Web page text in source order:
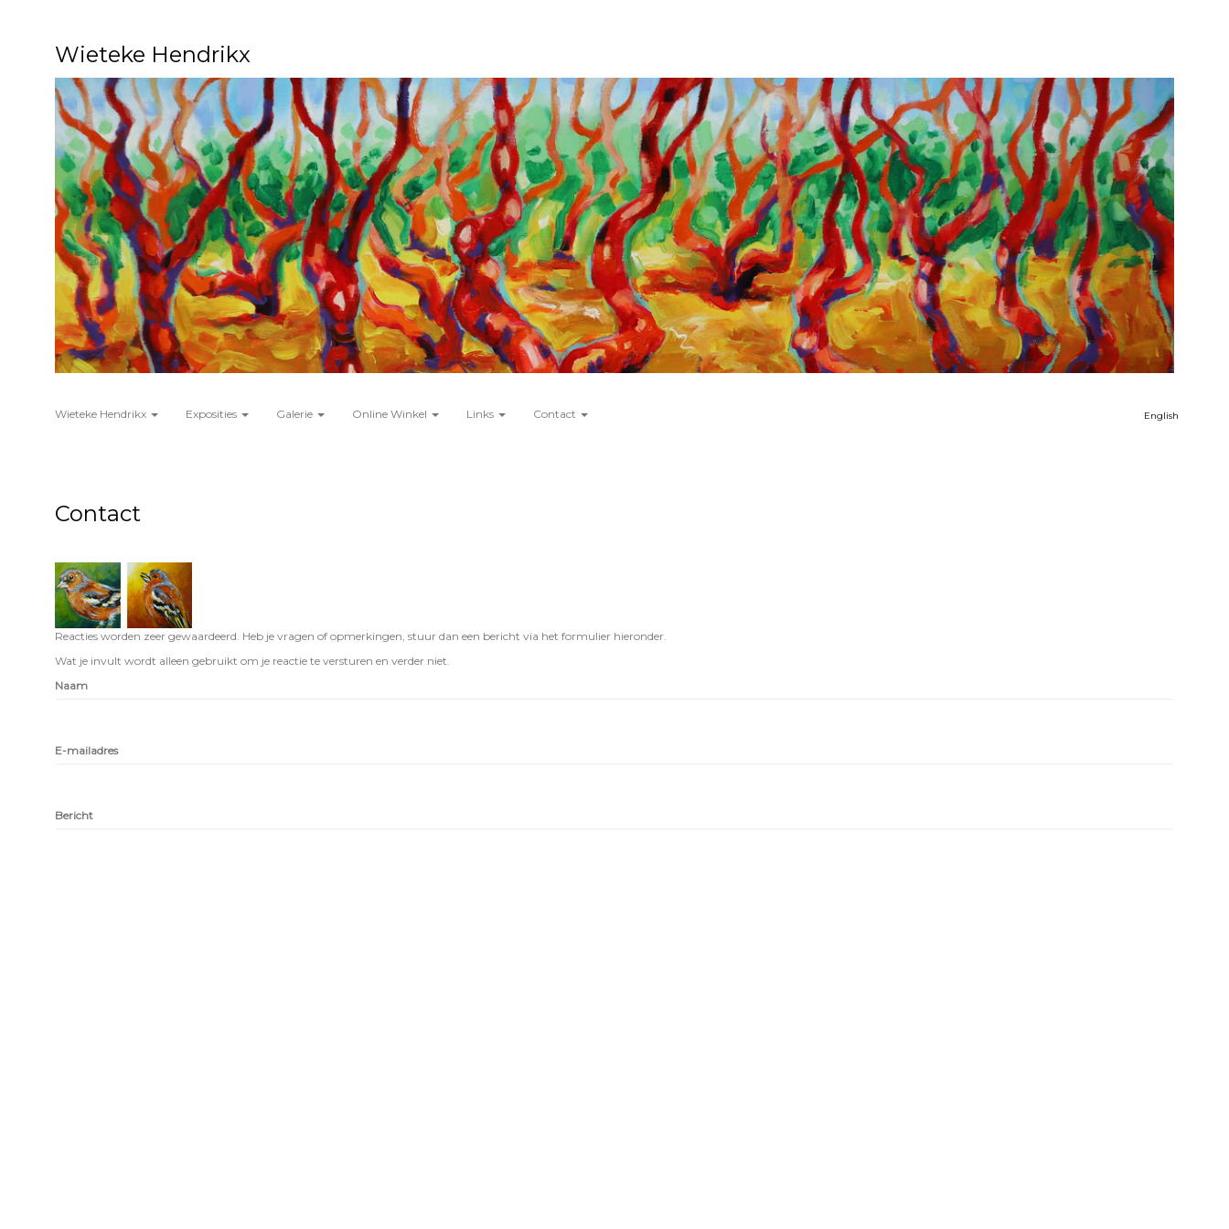
Wieteke Hendrikx
Wieteke Hendrikx Exposities Galerie Online Winkel Links Contact English
Contact
Reacties worden zeer gewaardeerd. Heb je vragen of opmerkingen, stuur dan een bericht via het formulier hieronder.
Wat je invult wordt alleen gebruikt om je reactie te versturen en verder niet.
Naam
E-mailadres
Bericht